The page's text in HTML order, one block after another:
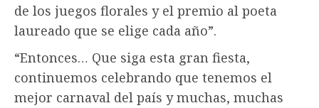
de los juegos florales y el premio al poeta
laureado que se elige cada año”.
“Entonces… Que siga esta gran fiesta,
continuemos celebrando que tenemos el
mejor carnaval del país y muchas, muchas